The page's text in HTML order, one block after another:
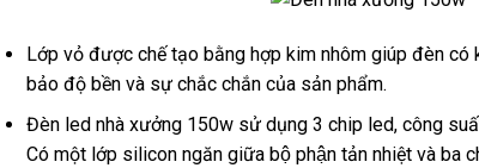
Lớp vỏ được chế tạo bằng hợp kim nhôm giúp đèn có
bảo độ bền và sự chắc chắn của sản phẩm.
Đèn led nhà xưởng 150w sử dụng 3 chip led, công
Có một lớp silicon ngăn giữa bộ phận tản nhiệt và ba